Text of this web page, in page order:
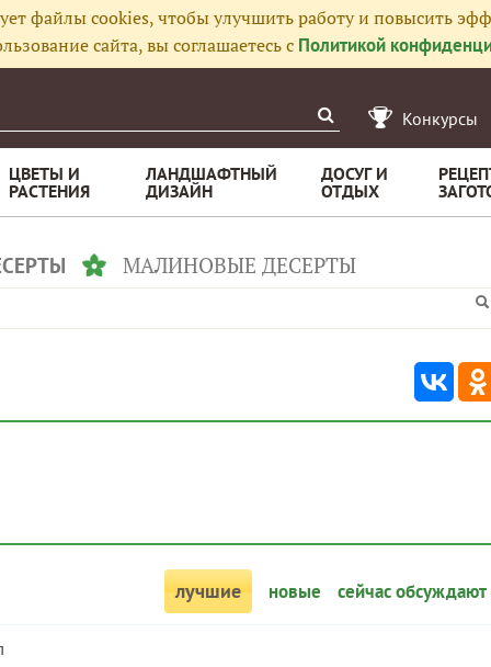
файлы cookies, чтобы улучшить работу и повысить
сайта, вы соглашаетесь с Политикой
Конкурсы
ЦВЕТЫ И
РАСТЕНИЯ
ЛАНДШАФТНЫЙ
ДИЗАЙН
ДОСУГ И
ОТДЫХ
МАЛИНОВЫЕ ДЕСЕРТЫ
лучшие новые сейчас обсуждают